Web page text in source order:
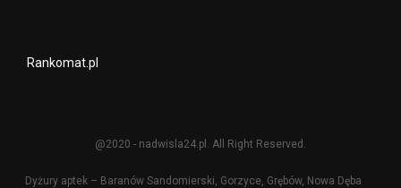
Rankomat.pl
@2020 - nadwisla24.pl. All Right Reserved.
Dyżury aptek – Baranów Sandomierski, Gorzyce, Grębów, Nowa Dęba